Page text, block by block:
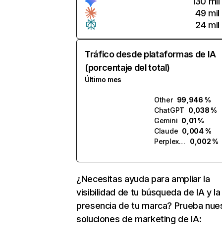
49 mil
24 mil
Tráfico desde plataformas de IA
(porcentaje del total)
Último mes
Other 99,946 %
ChatGPT 0,038 %
Gemini 0,01 %
Claude 0,004 %
Perplexity
0,002 %
¿Necesitas ayuda para ampliar la
visibilidad de tu búsqueda de IA y la
presencia de tu marca? Prueba
soluciones de marketing de IA: